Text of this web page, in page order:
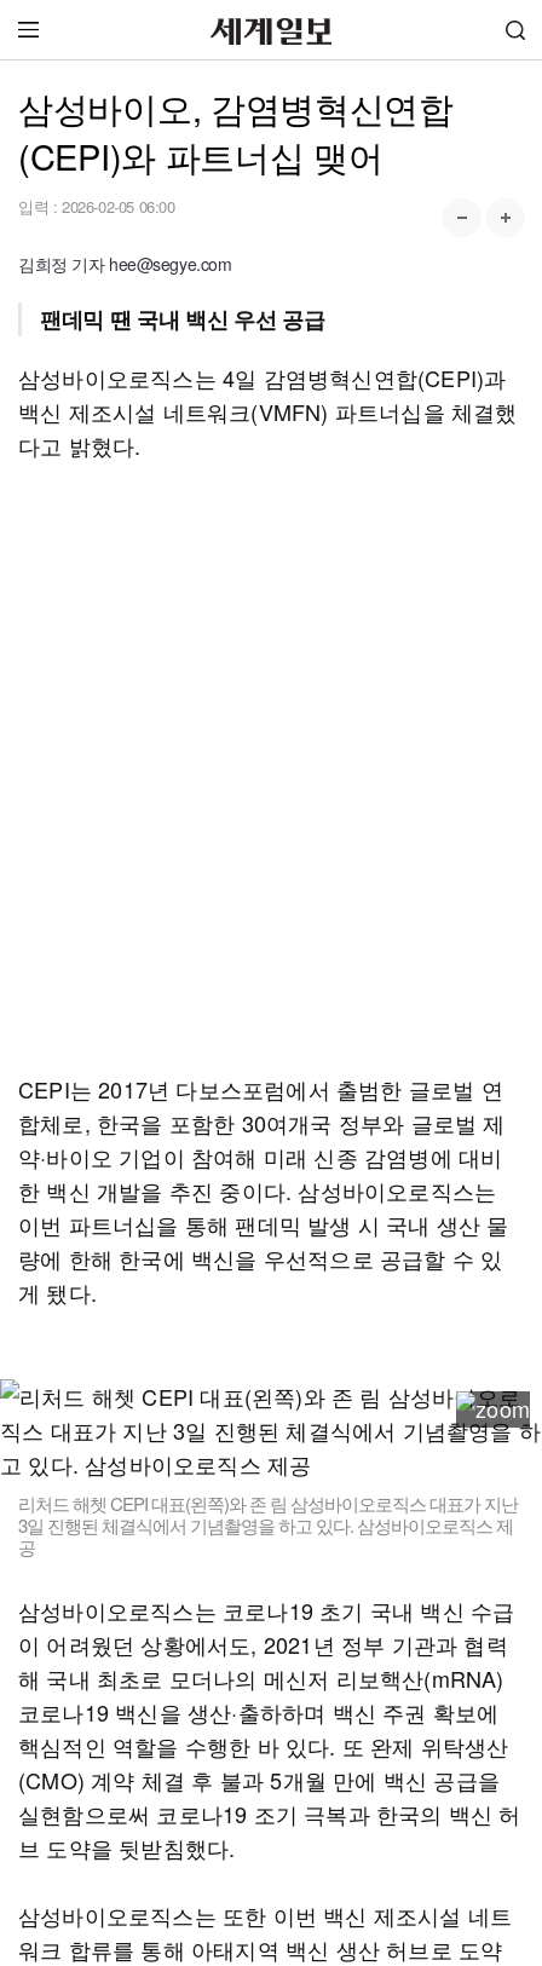
삼성바이오, 감염병혁신연합
(CEPI)와 파트너십 맺어
입력 : 2026-02-05 06:00
김희정 기자 hee@segye.com
팬데믹 땐 국내 백신 우선 공급
삼성바이오로직스는 4일 감염병혁신연합(CEPI)과
백신 제조시설 네트워크(VMFN) 파트너십을 체결했
다고 밝혔다.
CEPI는 2017년 다보스포럼에서 출범한 글로벌 연
합체로, 한국을 포함한 30여개국 정부와 글로벌 제
약·바이오 기업이 참여해 미래 신종 감염병에 대비
한 백신 개발을 추진 중이다. 삼성바이오로직스는
이번 파트너십을 통해 팬데믹 발생 시 국내 생산 물
량에 한해 한국에 백신을 우선적으로 공급할 수 있
게 됐다.
리처드 해쳇 CEPI 대표(왼쪽)와 존 림 삼성바이오로직스 대표가 지난
3일 진행된 체결식에서 기념촬영을 하고 있다. 삼성바이오로직스 제
공
삼성바이오로직스는 코로나19 초기 국내 백신 수급
이 어려웠던 상황에서도, 2021년 정부 기관과 협력
해 국내 최초로 모더나의 메신저 리보핵산(mRNA)
코로나19 백신을 생산·출하하며 백신 주권 확보에
핵심적인 역할을 수행한 바 있다. 또 완제 위탁생산
(CMO) 계약 체결 후 불과 5개월 만에 백신 공급을
실현함으로써 코로나19 조기 극복과 한국의 백신 허
브 도약을 뒷받침했다.
삼성바이오로직스는 또한 이번 백신 제조시설 네트
워크 합류를 통해 아태지역 백신 생산 허브로 도약